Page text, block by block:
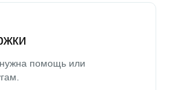
помощь или